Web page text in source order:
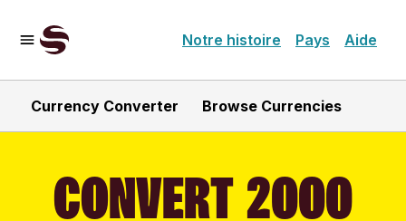
Notre histoire Pays Aide
Currency Converter Browse Currencies
CONVERT 2000